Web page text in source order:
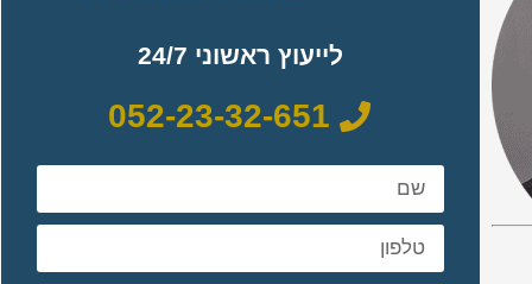
לייעוץ ראשוני 24/7
052-23-32-651